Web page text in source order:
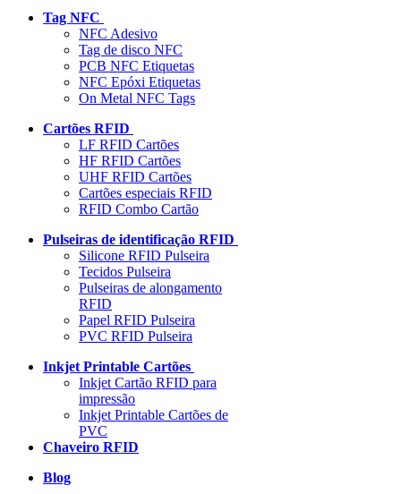
Tag NFC
NFC Adesivo
Tag de disco NFC
PCB NFC Etiquetas
NFC Epóxi Etiquetas
On Metal NFC Tags
Cartões RFID
LF RFID Cartões
HF RFID Cartões
UHF RFID Cartões
Cartões especiais RFID
RFID Combo Cartão
Pulseiras de identificação RFID
Silicone RFID Pulseira
Tecidos Pulseira
Pulseiras de alongamento
RFID
Papel RFID Pulseira
PVC RFID Pulseira
Inkjet Printable Cartões
Inkjet Cartão RFID para
impressão
Inkjet Printable Cartões de
PVC
Chaveiro RFID
Blog